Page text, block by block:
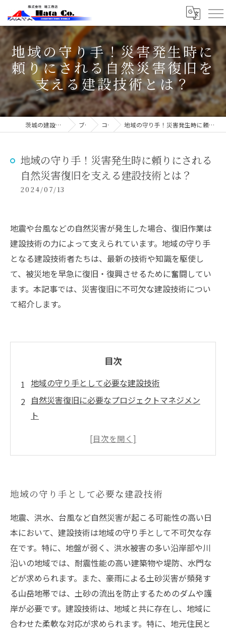
地域の守り手！災害発生時に
頼りにされる自然災害復旧を
支える建設技術とは？
茨城の建設なら株式会社端工務店 ブログ コラム 地域の守り手！災害発生時に頼りにされる自然災害復旧を支える建設技術とは？
地域の守り手！災害発生時に頼りにされる
自然災害復旧を支える建設技術とは？
2024/07/13
地震や台風などの自然災害が発生した場合、復旧作業は
建設技術の力によって支えられています。地域の守り手
となる建設技術者たちは、最新の技術や知識を駆使し
て、被災地を早急に復旧・復興させるために奮闘してい
ます。本記事では、災害復旧に不可欠な建設技術につい
て紹介します。
目次
地域の守り手として必要な建設技術
自然災害復旧に必要なプロジェクトマネジメン
ト
キャリアパスを積み重ねる建設技術者の役割
地域の守り手として必要な建設技術
地震、洪水、台風など自然災害が起こる可能性の高い日
本において、建設技術は地域の守り手として不可欠な存
在です。特に、地盤が弱く、洪水被害の多い沿岸部や川
沿いの地域では、耐震性能の高い建築物や堤防、水門な
どが求められます。また、豪雨による土砂災害が頻発す
る山岳地帯では、土砂の流出を防止するためのダムや護
岸が必要です。建設技術は、地域と共に存在し、地域に
合わせた柔軟な対応が求められます。特に、地元住民と